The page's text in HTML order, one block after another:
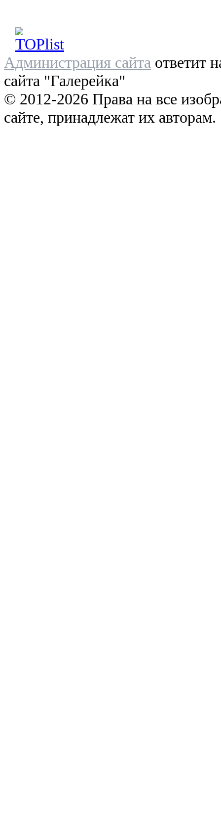
Администрация сайта ответит
сайта "Галерейка"
© 2012-2026 Права на все
сайте, принадлежат их авторам.